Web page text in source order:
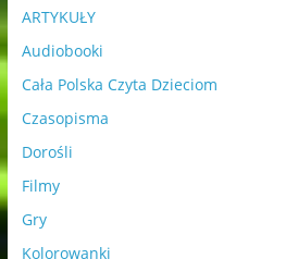
ARTYKUŁY
Audiobooki
Cała Polska Czyta Dzieciom
Czasopisma
Dorośli
Filmy
Gry
Kolorowanki